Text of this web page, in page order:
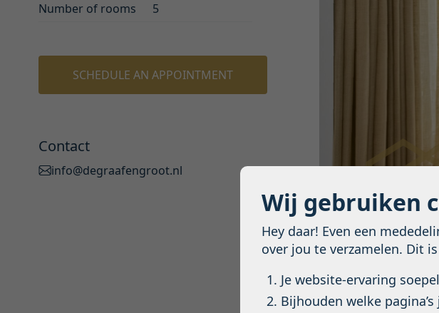
Wij gebruiken
Hey daar! Even een
over jou te verzamelen. Dit
Je website-ervaring
Bijhouden welke
Number of rooms
5
SCHEDULE AN APPOINTMENT
Contact
info@degraafengroot.nl